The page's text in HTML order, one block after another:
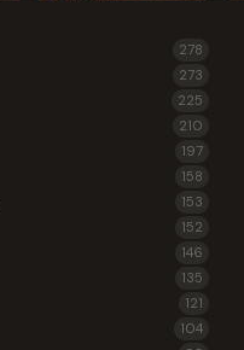
278
273
225
210
197
158
153
152
146
135
121
104